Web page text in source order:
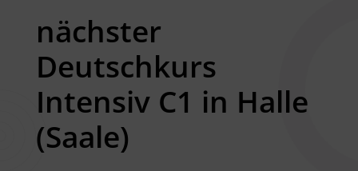
nächster
Deutschkurs
Intensiv C1 in Halle
(Saale)